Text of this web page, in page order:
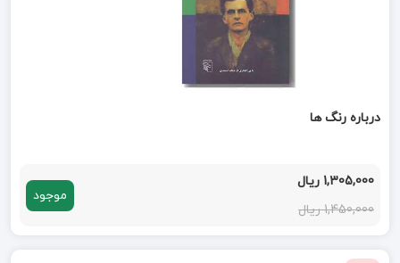
درباره رنگ ها
1,305,000 ریال
1,450,000 ریال
موجود